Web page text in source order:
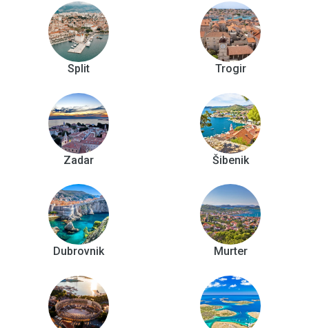
Split Trogir
Zadar Šibenik
Dubrovnik Murter